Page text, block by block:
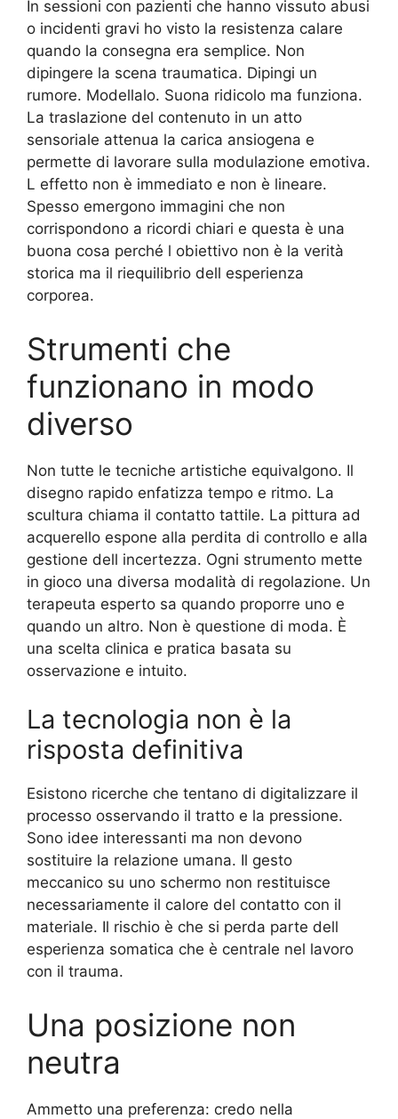
In sessioni con pazienti che hanno vissuto abusi
o incidenti gravi ho visto la resistenza calare
quando la consegna era semplice. Non
dipingere la scena traumatica. Dipingi un
rumore. Modellalo. Suona ridicolo ma funziona.
La traslazione del contenuto in un atto
sensoriale attenua la carica ansiogena e
permette di lavorare sulla modulazione emotiva.
L effetto non è immediato e non è lineare.
Spesso emergono immagini che non
corrispondono a ricordi chiari e questa è una
buona cosa perché l obiettivo non è la verità
storica ma il riequilibrio dell esperienza
corporea.
Strumenti che
funzionano in modo
diverso
Non tutte le tecniche artistiche equivalgono. Il
disegno rapido enfatizza tempo e ritmo. La
scultura chiama il contatto tattile. La pittura ad
acquerello espone alla perdita di controllo e alla
gestione dell incertezza. Ogni strumento mette
in gioco una diversa modalità di regolazione. Un
terapeuta esperto sa quando proporre uno e
quando un altro. Non è questione di moda. È
una scelta clinica e pratica basata su
osservazione e intuito.
La tecnologia non è la
risposta definitiva
Esistono ricerche che tentano di digitalizzare il
processo osservando il tratto e la pressione.
Sono idee interessanti ma non devono
sostituire la relazione umana. Il gesto
meccanico su uno schermo non restituisce
necessariamente il calore del contatto con il
materiale. Il rischio è che si perda parte dell
esperienza somatica che è centrale nel lavoro
con il trauma.
Una posizione non
neutra
Ammetto una preferenza: credo nella